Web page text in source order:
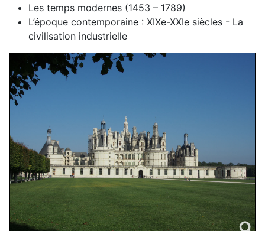
Les temps modernes (1453 – 1789)
L’époque contemporaine : XIXe-XXIe siècles - La
civilisation industrielle